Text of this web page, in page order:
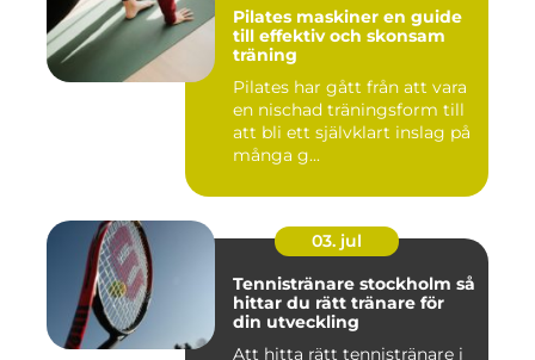
Pilates maskiner en guide
till effektiv och skonsam
träning
Pilates har gått från att vara
en nischad träningsform till
att bli ett självklart inslag på
många g...
03. jul
Tennistränare stockholm så
hittar du rätt tränare för
din utveckling
Att hitta rätt tennistränare i